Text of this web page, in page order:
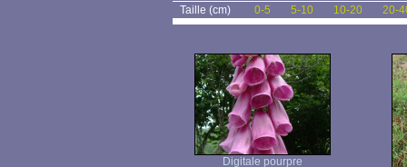
Taille (cm)
0-5 5-10 10-20 20-
Digitale pourpre